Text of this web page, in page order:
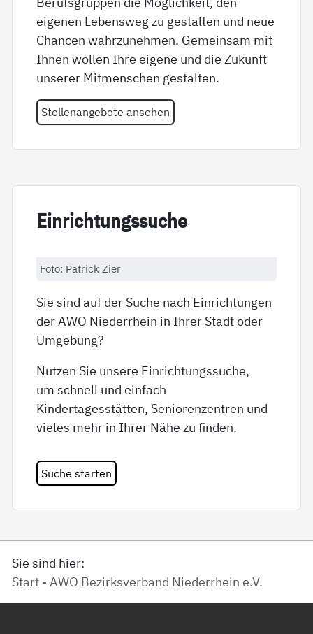
eigenen Lebensweg zu gestalten und neue
Chancen wahrzunehmen. Gemeinsam mit
Ihnen wollen Ihre eigene und die Zukunft
unserer Mitmenschen gestalten.
Stellenangebote ansehen
Ein­rich­tungs­su­che
Foto: Patrick Zier
Sie sind auf der Suche nach Einrichtungen
der AWO Niederrhein in Ihrer Stadt oder
Umgebung?
Nutzen Sie unsere Einrichtungssuche,
um schnell und einfach
Kindertagesstätten, Seniorenzentren und
vieles mehr in Ihrer Nähe zu finden.
Suche starten
Sie sind hier:
Start - AWO Bezirksverband Niederrhein e.V.